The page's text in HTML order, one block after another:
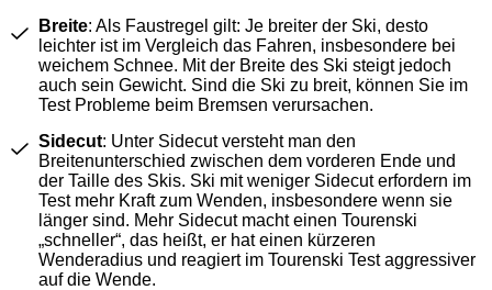
Breite: Als Faustregel gilt: Je breiter der Ski, desto
leichter ist im Vergleich das Fahren, insbesondere bei
weichem Schnee. Mit der Breite des Ski steigt jedoch
auch sein Gewicht. Sind die Ski zu breit, können Sie im
Test Probleme beim Bremsen verursachen.
Sidecut: Unter Sidecut versteht man den
Breitenunterschied zwischen dem vorderen Ende und
der Taille des Skis. Ski mit weniger Sidecut erfordern im
Test mehr Kraft zum Wenden, insbesondere wenn sie
länger sind. Mehr Sidecut macht einen Tourenski
„schneller“, das heißt, er hat einen kürzeren
Wenderadius und reagiert im Tourenski Test aggressiver
auf die Wende.